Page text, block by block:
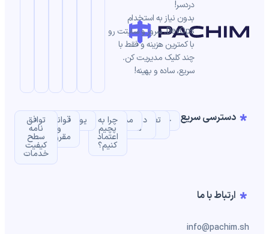
دردسر!
بدون نیاز به استخدام
DevOps، سرور و سایتت رو
با کمترین هزینه و فقط با
چند کلیک مدیریت کن.
سریع، ساده و بهینه!
دسترسی سریع خانهتعرفهدرباره
ما
مستندات
چرا به
پچیم
اعتماد
کنیم؟
یوزکیس‌ها
قوانین
و
مقررات
توافق‌
نامه
سطح
کیفیت
خدمات
ارتباط با ما
info@pachim.sh